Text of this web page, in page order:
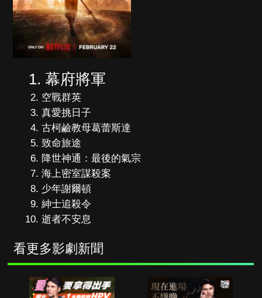
幕府將軍
空戰群英
真愛挑日子
古柯鹼教母葛蕾斯達
致命旅途
降世神通：最後的氣宗
海上密室謀殺案
少年謝爾頓
紳士追殺令
逝者不安息
看更多影劇新聞